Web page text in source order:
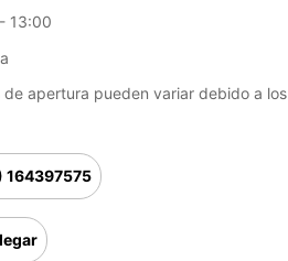
13:00
de apertura pueden variar debido a los
164397575